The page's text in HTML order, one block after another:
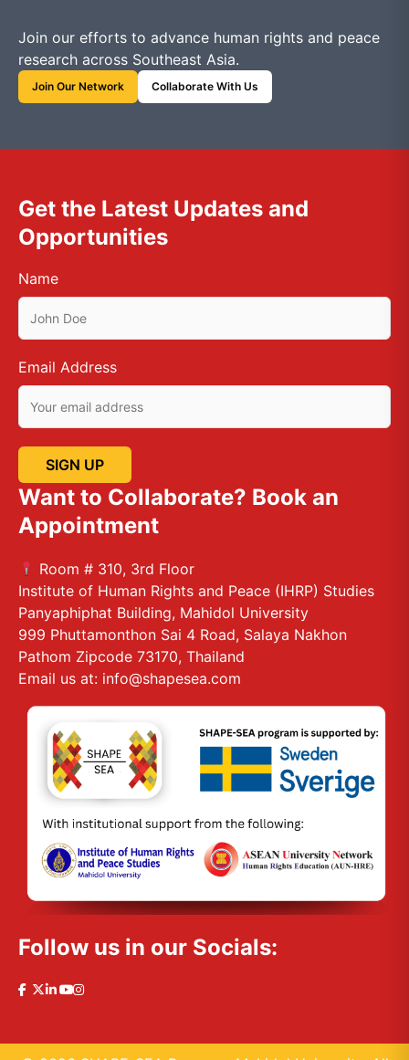
Join our efforts to advance human rights and peace
research across Southeast Asia.
Join Our Network Collaborate With Us
Get the Latest Updates and
Opportunities
Name
Email Address
Want to Collaborate? Book an
Appointment
Room # 310, 3rd Floor
Institute of Human Rights and Peace (IHRP) Studies
Panyaphiphat Building, Mahidol University
999 Phuttamonthon Sai 4 Road, Salaya Nakhon
Pathom Zipcode 73170, Thailand
Email us at: info@shapesea.com
Follow us in our Socials: